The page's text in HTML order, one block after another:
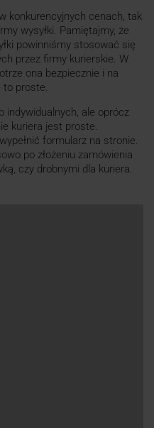
konkurencyjnych cenach, tak
wysyłki. Pamiętajmy, że
powinniśmy stosować się
przez firmy kurierskie. W
ona bezpiecznie i na
to proste.
indywidualnych, ale oprócz
kuriera jest proste.
formularz na stronie.
po złożeniu zamówienia
czy drobnymi dla kuriera.